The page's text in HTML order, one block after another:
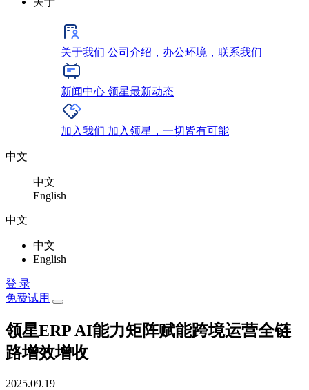
关于我们 公司介绍，办公环境，联系我们
新闻中心 领星最新动态
加入我们 加入领星，一切皆有可能
中文
中文
English
中文
中文
English
登 录
免费试用
领星ERP AI能力矩阵赋能跨境运营全链
路增效增收
2025.09.19